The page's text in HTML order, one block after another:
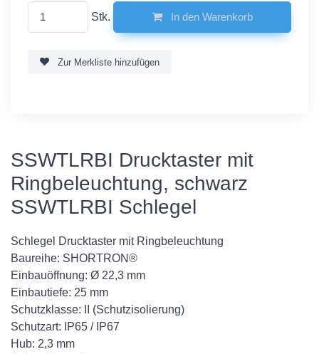
Stk. In den Warenkorb
Zur Merkliste hinzufügen
SSWTLRBI Drucktaster mit
Ringbeleuchtung, schwarz
SSWTLRBI Schlegel
Schlegel Drucktaster mit Ringbeleuchtung
Baureihe: SHORTRON®
Einbauöffnung: Ø 22,3 mm
Einbautiefe: 25 mm
Schutzklasse: II (Schutzisolierung)
Schutzart: IP65 / IP67
Hub: 2,3 mm